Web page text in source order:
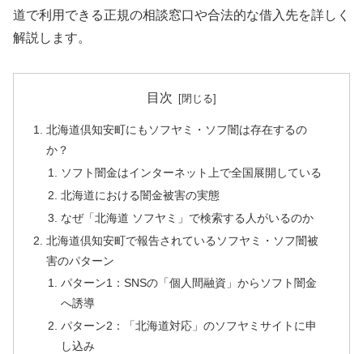
道で利用できる正規の相談窓口や合法的な借入先を詳しく
解説します。
目次
北海道倶知安町にもソフヤミ・ソフ闇は存在するの
か？
ソフト闇金はインターネット上で全国展開している
北海道における闇金被害の実態
なぜ「北海道 ソフヤミ」で検索する人がいるのか
北海道倶知安町で報告されているソフヤミ・ソフ闇被
害のパターン
パターン1：SNSの「個人間融資」からソフト闇金
へ誘導
パターン2：「北海道対応」のソフヤミサイトに申
し込み